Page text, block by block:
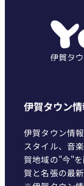
伊賀タウン
伊賀タウン情
スタイル、音
賀地域の"今"
賀と名張の最